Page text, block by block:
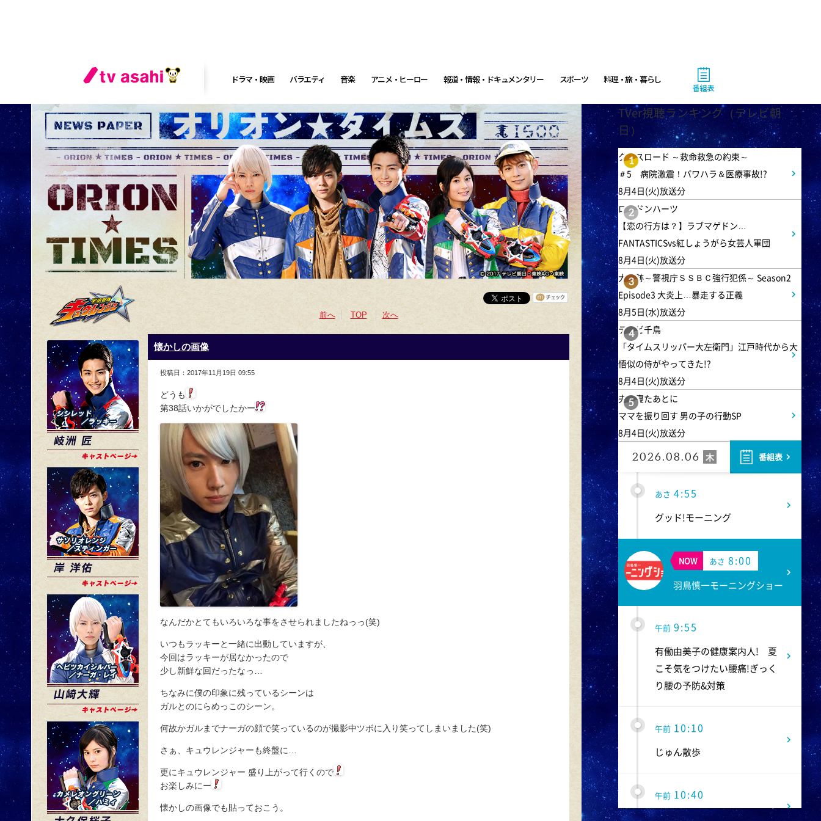
ドラマ・映画 バラエティ 音楽 アニメ・ヒーロー 報道・情報・ドキュメンタリー スポーツ 料理・旅・暮らし
番組表
前へ TOP 次へ
懐かしの画像
投稿日：2017年11月19日 09:55
どうも
第38話いかがでしたかー
なんだかとてもいろいろな事をさせられましたねっっ(笑)
いつもラッキーと一緒に出動していますが、
今回はラッキーが居なかったので
少し新鮮な回だったなっ…
ちなみに僕の印象に残っているシーンは
ガルとのにらめっこのシーン。
何故かガルまでナーガの顔で笑っているのが撮影中ツボに入り笑ってしまいました(笑)
さぁ、キュウレンジャーも終盤に…
更にキュウレンジャー 盛り上がって行くので
お楽しみにー
懐かしの画像でも貼っておこう。
TVer視聴ランキング（テレビ朝
日）
1
クロスロード ～救命救急の約束～
＃5 病院激震！パワハラ＆医療事故!?
8月4日(火)放送分
2
ロンドンハーツ
【恋の行方は？】ラブマゲドン…
FANTASTICSvs紅しょうがら女芸人軍団
8月4日(火)放送分
3
大追跡～警視庁ＳＳＢＣ強行犯係～ Season2
Episode3 大炎上…暴走する正義
8月5日(水)放送分
4
テレビ千鳥
「タイムスリッパー大左衛門」江戸時代から大
悟似の侍がやってきた!?
8月4日(火)放送分
5
夫が寝たあとに
ママを振り回す 男の子の行動SP
8月4日(火)放送分
2026.08.06 木 番組表
あさ 4:00
おはよう!時代劇 暴れん坊将
軍9 #18
あさ 4:55
グッド!モーニング
NOW あさ 8:00
羽鳥慎一モーニングショー
午前 9:55
有働由美子の健康案内人! 夏
こそ気をつけたい腰痛!ぎっく
り腰の予防&対策
午前 10:10
じゅん散歩
午前 10:40